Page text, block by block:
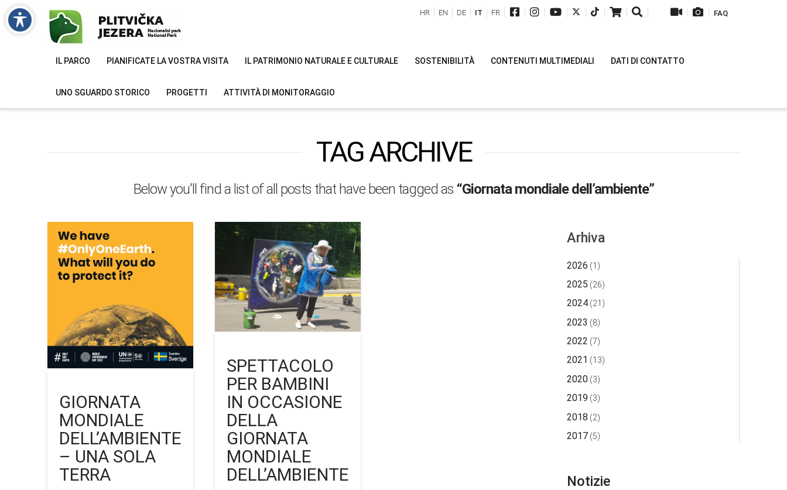
| | | | | | | | | FAQ
HR EN DE IT FR
IL PARCO PIANIFICATE LA VOSTRA VISITA IL PATRIMONIO NATURALE E CULTURALE SOSTENIBILITÀ CONTENUTI MULTIMEDIALI DATI DI CONTATTO
UNO SGUARDO STORICO PROGETTI ATTIVITÀ DI MONITORAGGIO
TAG ARCHIVE
Below you'll find a list of all posts that have been tagged as “Giornata mondiale dell’ambiente”
GIORNATA
MONDIALE
DELL’AMBIENTE
– UNA SOLA
TERRA
SPETTACOLO
PER BAMBINI
IN OCCASIONE
DELLA
GIORNATA
MONDIALE
DELL’AMBIENTE
Arhiva
2026 (1)
2025 (26)
2024 (21)
2023 (8)
2022 (7)
2021 (13)
2020 (3)
2019 (3)
2018 (2)
2017 (5)
Notizie